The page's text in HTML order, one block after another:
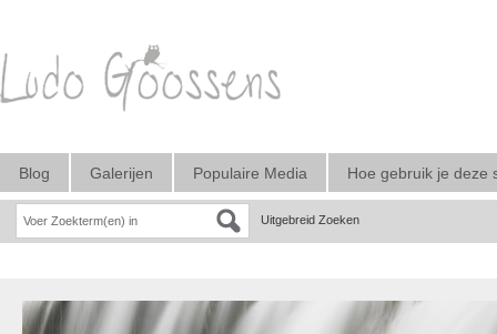
Blog Galerijen Populaire Media Hoe gebruik je deze
Uitgebreid Zoeken